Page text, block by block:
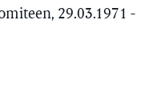
29.03.1971 -